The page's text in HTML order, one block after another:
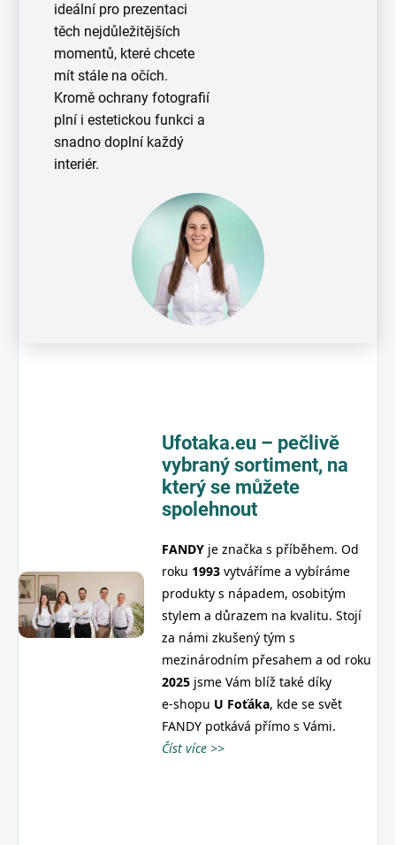
ideální pro prezentaci
těch nejdůležitějších
momentů, které chcete
mít stále na očích.
Kromě ochrany fotografií
plní i estetickou funkci a
snadno doplní každý
interiér.
Ufotaka.eu – pečlivě
vybraný sortiment, na
který se můžete
spolehnout
FANDY je značka s příběhem. Od
roku 1993 vytváříme a vybíráme
produkty s nápadem, osobitým
stylem a důrazem na kvalitu. Stojí
za námi zkušený tým s
mezinárodním přesahem a od roku
2025 jsme Vám blíž také díky
e‑shopu U Foťáka, kde se svět
FANDY potkává přímo s Vámi.
Číst více >>